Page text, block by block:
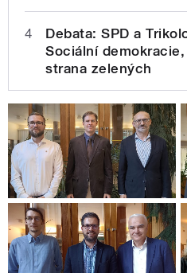
4
Debata: SPD a
Sociální
strana zelených